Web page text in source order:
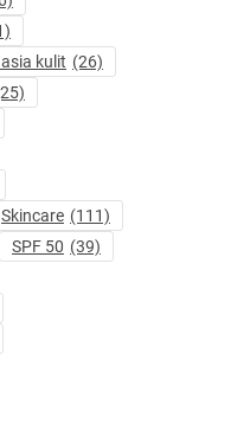
kulit (26)
Skincare (111)
SPF 50 (39)